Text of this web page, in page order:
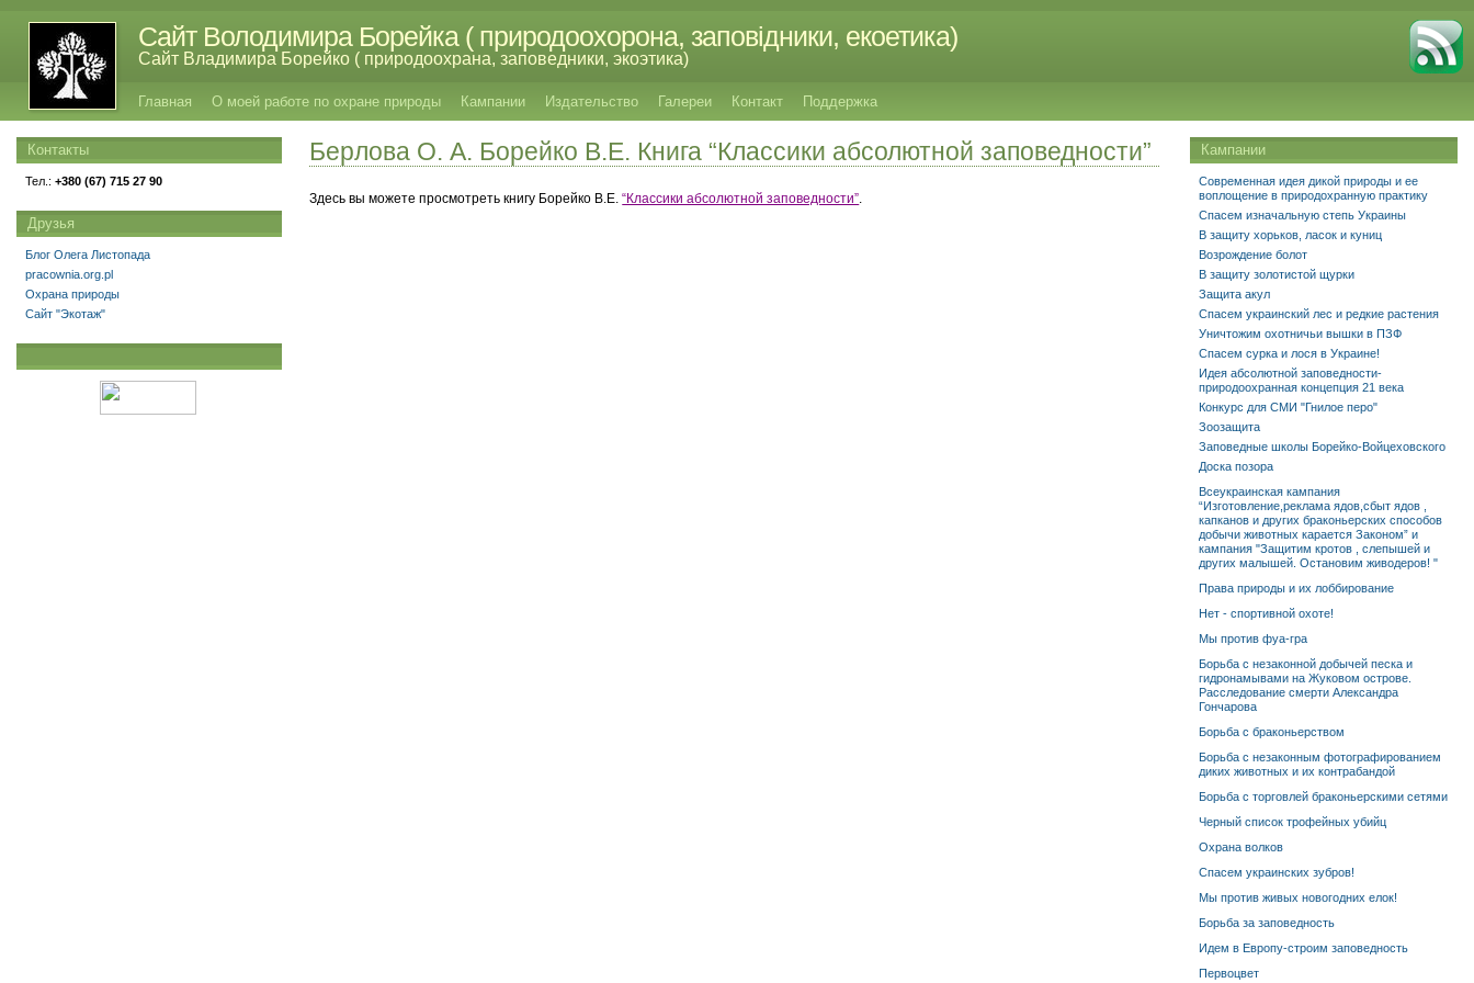
Сайт Володимира Борейка ( природоохорона, заповідники, екоетика)
Сайт Владимира Борейко ( природоохрана, заповедники, экоэтика)
Главная О моей работе по охране природы Кампании Издательство Галереи Контакт Поддержка
Беpлова О. А. Боpейко В.Е. Книга “Классики абсолютной заповедности”
Здесь вы можете просмотреть книгу Боpейко В.Е.“Классики абсолютной заповедности”.
Кампании
Современная идея дикой природы и ее
воплощение в природохранную практику
Спасем изначальную степь Украины
В защиту хорьков, ласок и куниц
Возрождение болот
В защиту золотистой щурки
Защита акул
Спасем украинский лес и редкие растения
Уничтожим охотничьи вышки в ПЗФ
Спасем сурка и лося в Украине!
Идея абсолютной заповедности-
природоохранная концепция 21 века
Конкурс для СМИ "Гнилое перо"
Зоозащита
Заповедные школы Борейко-Войцеховского
Доска позора
Всеукраинская кампания
“Изготовление,реклама ядов,сбыт ядов ,
капканов и других браконьерских способов
добычи животных карается Законом” и
кампания "Защитим кротов , слепышей и
других малышей. Остановим живодеров! "
Права природы и их лоббирование
Нет - спортивной охоте!
Мы против фуа-гра
Борьба с незаконной добычей песка и
гидронамывами на Жуковом острове.
Расследование смерти Александра
Гончарова
Борьба с браконьерством
Борьба с незаконным фотографированием
диких животных и их контрабандой
Борьба с торговлей браконьерскими сетями
Черный список трофейных убийц
Охрана волков
Спасем украинских зубров!
Мы против живых новогодних елок!
Борьба за заповедность
Идем в Европу-строим заповедность
Первоцвет
Контакты
Тел.: +380 (67) 715 27 90
Друзья
Блог Олега Листопада
pracownia.org.pl
Охрана природы
Сайт "Экотаж"